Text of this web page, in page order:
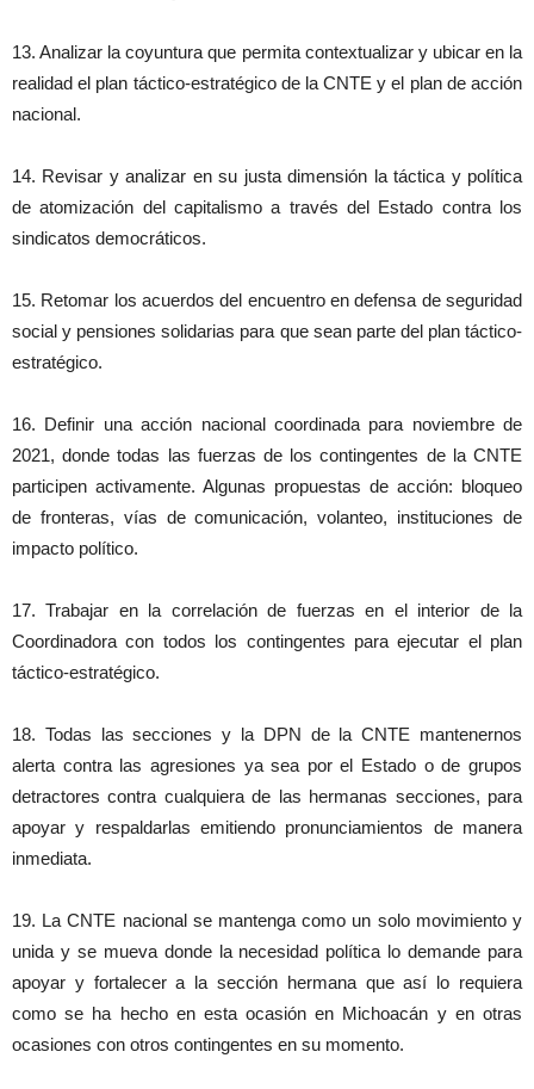
13. Analizar la coyuntura que permita contextualizar y ubicar en la
realidad el plan táctico-estratégico de la CNTE y el plan de acción
nacional.
14. Revisar y analizar en su justa dimensión la táctica y política
de atomización del capitalismo a través del Estado contra los
sindicatos democráticos.
15. Retomar los acuerdos del encuentro en defensa de seguridad
social y pensiones solidarias para que sean parte del plan táctico-
estratégico.
16. Definir una acción nacional coordinada para noviembre de
2021, donde todas las fuerzas de los contingentes de la CNTE
participen activamente. Algunas propuestas de acción: bloqueo
de fronteras, vías de comunicación, volanteo, instituciones de
impacto político.
17. Trabajar en la correlación de fuerzas en el interior de la
Coordinadora con todos los contingentes para ejecutar el plan
táctico-estratégico.
18. Todas las secciones y la DPN de la CNTE mantenernos
alerta contra las agresiones ya sea por el Estado o de grupos
detractores contra cualquiera de las hermanas secciones, para
apoyar y respaldarlas emitiendo pronunciamientos de manera
inmediata.
19. La CNTE nacional se mantenga como un solo movimiento y
unida y se mueva donde la necesidad política lo demande para
apoyar y fortalecer a la sección hermana que así lo requiera
como se ha hecho en esta ocasión en Michoacán y en otras
ocasiones con otros contingentes en su momento.